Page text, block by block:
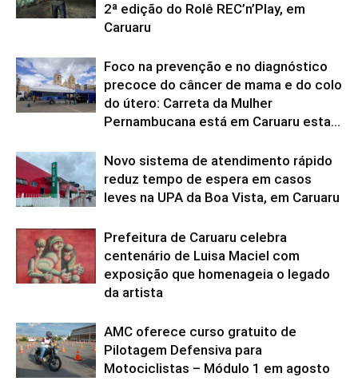
2ª edição do Rolê REC’n’Play, em
Caruaru
Foco na prevenção e no diagnóstico
precoce do câncer de mama e do colo
do útero: Carreta da Mulher
Pernambucana está em Caruaru esta...
Novo sistema de atendimento rápido
reduz tempo de espera em casos
leves na UPA da Boa Vista, em Caruaru
Prefeitura de Caruaru celebra
centenário de Luisa Maciel com
exposição que homenageia o legado
da artista
AMC oferece curso gratuito de
Pilotagem Defensiva para
Motociclistas – Módulo 1 em agosto